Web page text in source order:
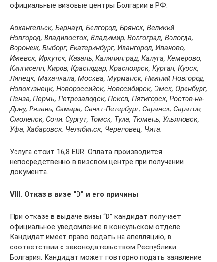
официальные визовые центры Болгарии в РФ:
Архангельск, Барнаул, Белгород, Брянск, Великий
Новгород, Владивосток, Владимир, Волгоград, Вологда,
Воронеж, Выборг, Екатеринбург, Ивангород, Иваново,
Ижевск, Иркутск, Казань, Калининград, Калуга, Кемерово,
Кингисепп, Киров, Краснодар, Красноярск, Курган, Курск,
Липецк, Махачкала, Москва, Мурманск, Нижний Новгород,
Новокузнецк, Новороссийск, Новосибирск, Омск, Оренбург,
Пенза, Пермь, Петрозаводск, Псков, Пятигорск, Ростов-на-
Дону, Рязань, Самара, Санкт-Петербург, Саранск, Саратов,
Смоленск, Сочи, Сургут, Томск, Тула, Тюмень, Ульяновск,
Уфа, Хабаровск, Челябинск, Череповец, Чита.
Услуга стоит 16,8 EUR. Оплата производится
непосредственно в визовом центре при получении
документа.
VІІІ. Отказ в визе “D” и его причины
При отказе в выдаче визы “D” кандидат получает
официальное уведомление в консульском отделе.
Кандидат имеет право подать на апелляцию, в
соответствии с законодательством Республики
Болгария. Кандидат может повторно подать заявление